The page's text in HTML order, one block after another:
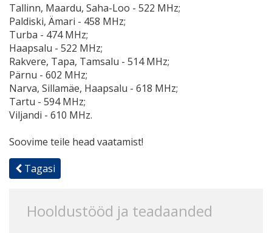
Tallinn, Maardu, Saha-Loo - 522 MHz;
Paldiski, Ämari - 458 MHz;
Turba - 474 MHz;
Haapsalu - 522 MHz;
Rakvere, Tapa, Tamsalu - 514 MHz;
Pärnu - 602 MHz;
Narva, Sillamäe, Haapsalu - 618 MHz;
Tartu - 594 MHz;
Viljandi - 610 MHz.
Soovime teile head vaatamist!
Tagasi
Hooldustööd ja teadaanded